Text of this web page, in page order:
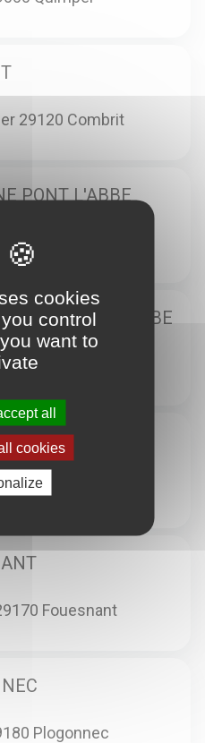
29120 Combrit
PONT L'ABBE
Pont-L'Abbé
Soins PONT L'ABBE
29120 Pont-L'Abbé
Melgven
Fouesnant
Plogonnec
cookies
control
want to
all
cookies